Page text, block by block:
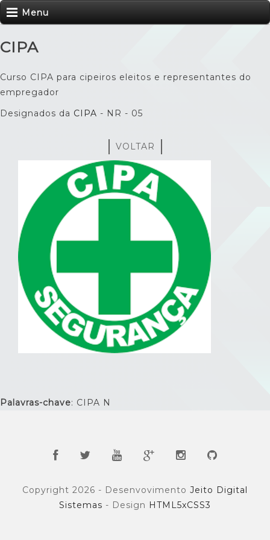
Menu
CIPA
Curso CIPA para cipeiros eleitos e representantes do
empregador
Designados da CIPA - NR - 05
VOLTAR
Palavras-chave: CIPA N
Copyright 2026 - Desenvovimento Jeito Digital
Sistemas - Design HTML5xCSS3